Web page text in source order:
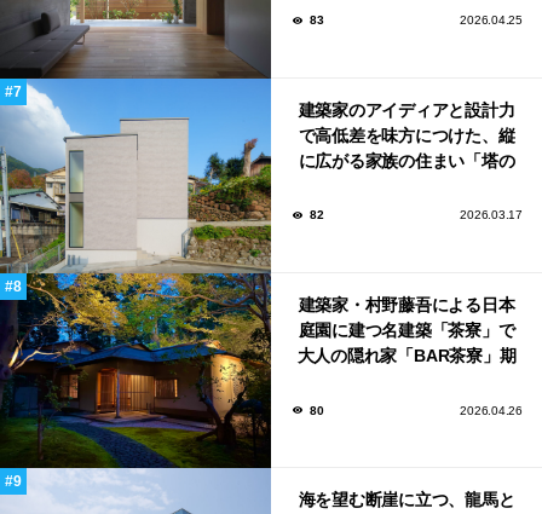
83 2026.04.25
建築家のアイディアと設計力
で高低差を味方につけた、縦
に広がる家族の住まい「塔の
82 2026.03.17
建築家・村野藤吾による日本
庭園に建つ名建築「茶寮」で
大人の隠れ家「BAR茶寮」期
80 2026.04.26
海を望む断崖に立つ、龍馬と